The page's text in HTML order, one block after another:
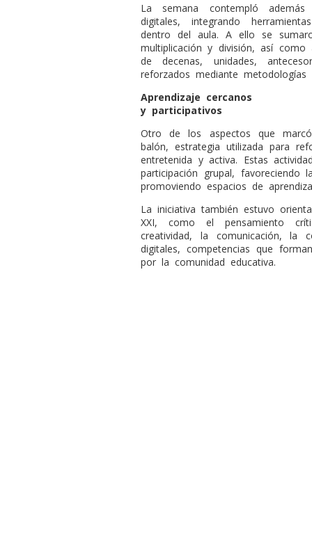
La semana contempló
digitales, integrando
dentro del aula. A ello se
multiplicación y división, así como
de decenas, unidades,
reforzados mediante metodologías
Aprendizaje cercanos
y participativos
Otro de los aspectos que
balón, estrategia utilizada para
entretenida y activa. Estas
participación grupal,
promoviendo espacios de
La iniciativa también estuvo
XXI, como el pensamiento
creatividad, la comunicación, la
digitales, competencias que
por la comunidad educativa.